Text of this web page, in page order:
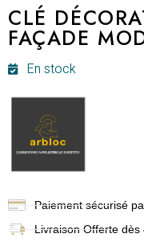
CLÉ
FAÇADE
En stock
Paiement sécurisé
Livraison Offerte dès